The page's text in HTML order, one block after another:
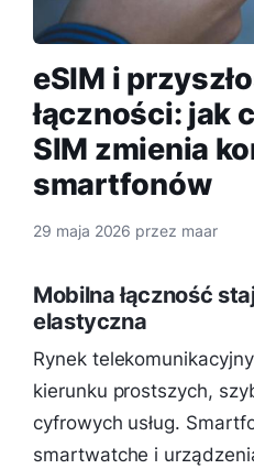
eSIM i
łączności: jak
SIM zmienia
smartfonów
29 maja 2026 przez maar
Mobilna łączność
elastyczna
Rynek
kierunku prostszych,
cyfrowych usług.
smartwatche i